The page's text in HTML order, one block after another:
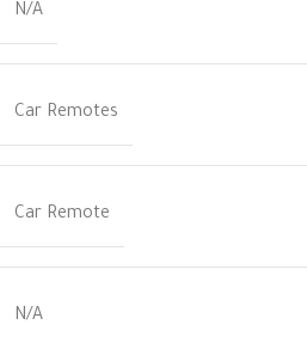
N/A
Car Remotes
Car Remote
N/A